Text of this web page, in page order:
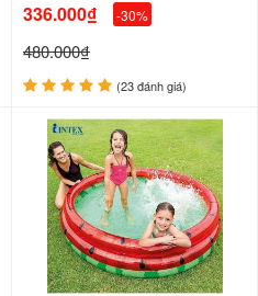
336.000₫ -30%
480.000₫
(23 đánh giá)